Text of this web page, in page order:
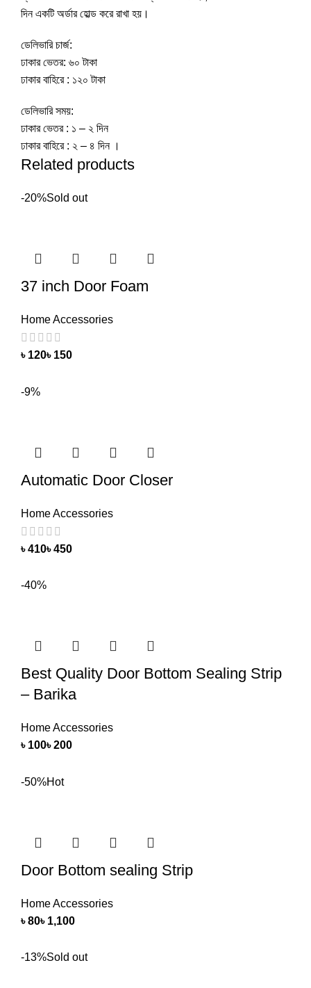
দিন একটি অর্ডার হোল্ড করে রাখা হয়।
ডেলিভারি চার্জ:
ঢাকার ভেতর: ৬০ টাকা
ঢাকার বাহিরে : ১২০ টাকা
ডেলিভারি সময়:
ঢাকার ভেতর : ১ – ২ দিন
ঢাকার বাহিরে : ২ – ৪ দিন ।
Related products
-20%Sold out
37 inch Door Foam
Home Accessories
৳ ৳
-9%
Automatic Door Closer
Home Accessories
৳ ৳
-40%
Best Quality Door Bottom Sealing Strip
– Barika
Home Accessories
৳
৳
-50%Hot
Door Bottom sealing Strip
Home Accessories
৳
৳
-13%Sold out